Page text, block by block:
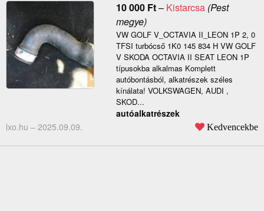
10 000 Ft– Kistarcsa(Pest
megye)
VW GOLF V_OCTAVIA II_LEON 1P 2, 0
TFSI turbócső 1K0 145 834 H VW GOLF
V SKODA OCTAVIA II SEAT LEON 1P
típusokba alkalmas Komplett
autóbontásból, alkatrészek széles
kínálata! VOLKSWAGEN, AUDI ,
SKOD...
autóalkatrészek
lxo.hu – 2025.09.09. Kedvencekbe